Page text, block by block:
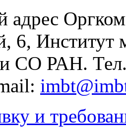
адрес
6, Институт
СО РАН.
и